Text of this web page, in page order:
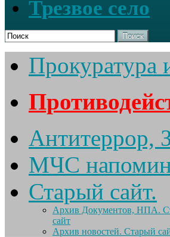
Трезвое село
Поиск
Прокуратура
Антитеррор,
МЧС
Старый сайт.
Архив Документов, НПА.
сайт
Архив новостей. Старый